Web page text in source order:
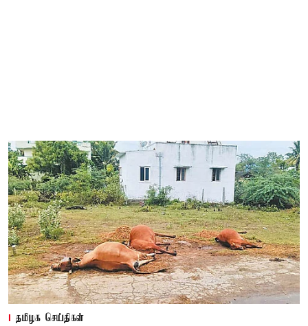
தமிழக செய்திகள்